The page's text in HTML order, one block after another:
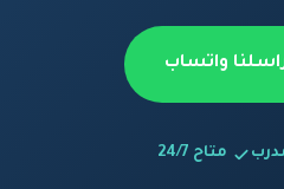
واتساب
متاح 24/7